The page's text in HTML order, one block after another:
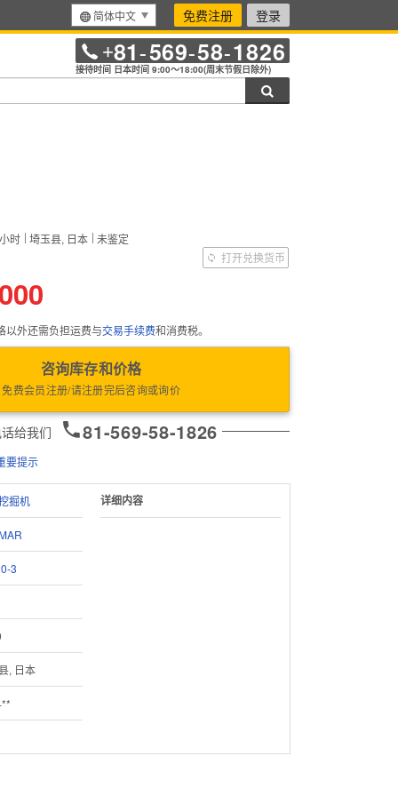
简体中文 免费注册 登录
+81-569-58-1826
接待时间 日本时间 9:00～18:00(周末节假日除外)
小时 埼玉县, 日本 未鉴定
打开兑换货币
以外还需负担运费与交易手续费和消费税。
咨询库存和价格
免费会员注册/请注册完后咨询或询价
给我们 81-569-58-1826
要提示
掘机
3
, 日本
详细内容